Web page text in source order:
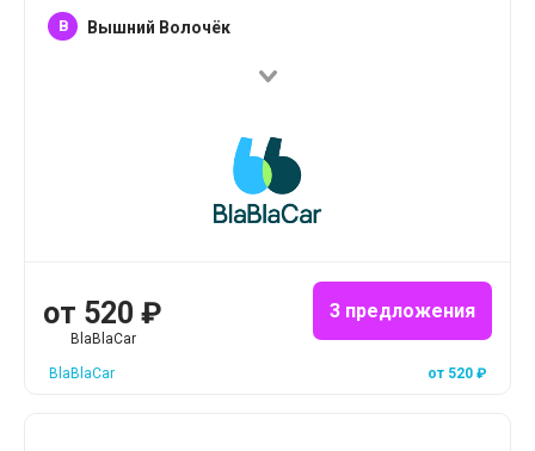
B Вышний Волочёк
от 520 ₽
BlaBlaCar
3 предложения
BlaBlaCar от 520 ₽